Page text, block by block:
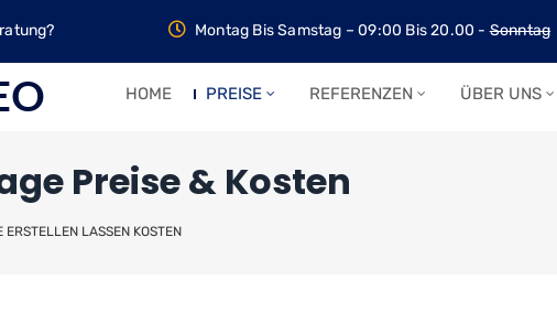
Montag Bis Samstag – 09:00 Bis 20.00 -Sonntag
HOME PREISE REFERENZEN ÜBER UNS
Preise & Kosten
ERSTELLEN LASSEN KOSTEN